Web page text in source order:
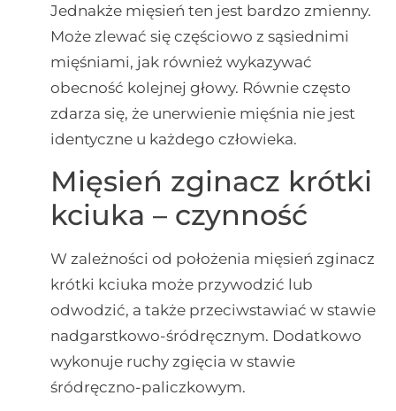
Jednakże mięsień ten jest bardzo zmienny.
Może zlewać się częściowo z sąsiednimi
mięśniami, jak również wykazywać
obecność kolejnej głowy. Równie często
zdarza się, że unerwienie mięśnia nie jest
identyczne u każdego człowieka.
Mięsień zginacz krótki
kciuka – czynność
W zależności od położenia mięsień zginacz
krótki kciuka może przywodzić lub
odwodzić, a także przeciwstawiać w stawie
nadgarstkowo-śródręcznym. Dodatkowo
wykonuje ruchy zgięcia w stawie
śródręczno-paliczkowym.